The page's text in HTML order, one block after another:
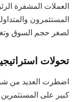
العملات المشفرة
المستثمرون
لصغر حجم السوق
تحولات
اضطرت العديد من
كبير على